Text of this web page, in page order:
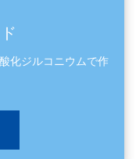
化ジルコニウムで作